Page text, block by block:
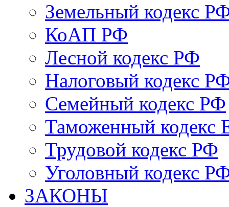
Земельный кодекс
КоАП РФ
Лесной кодекс РФ
Налоговый кодекс
Семейный кодекс РФ
Таможенный
Трудовой кодекс РФ
Уголовный кодекс
ЗАКОНЫ